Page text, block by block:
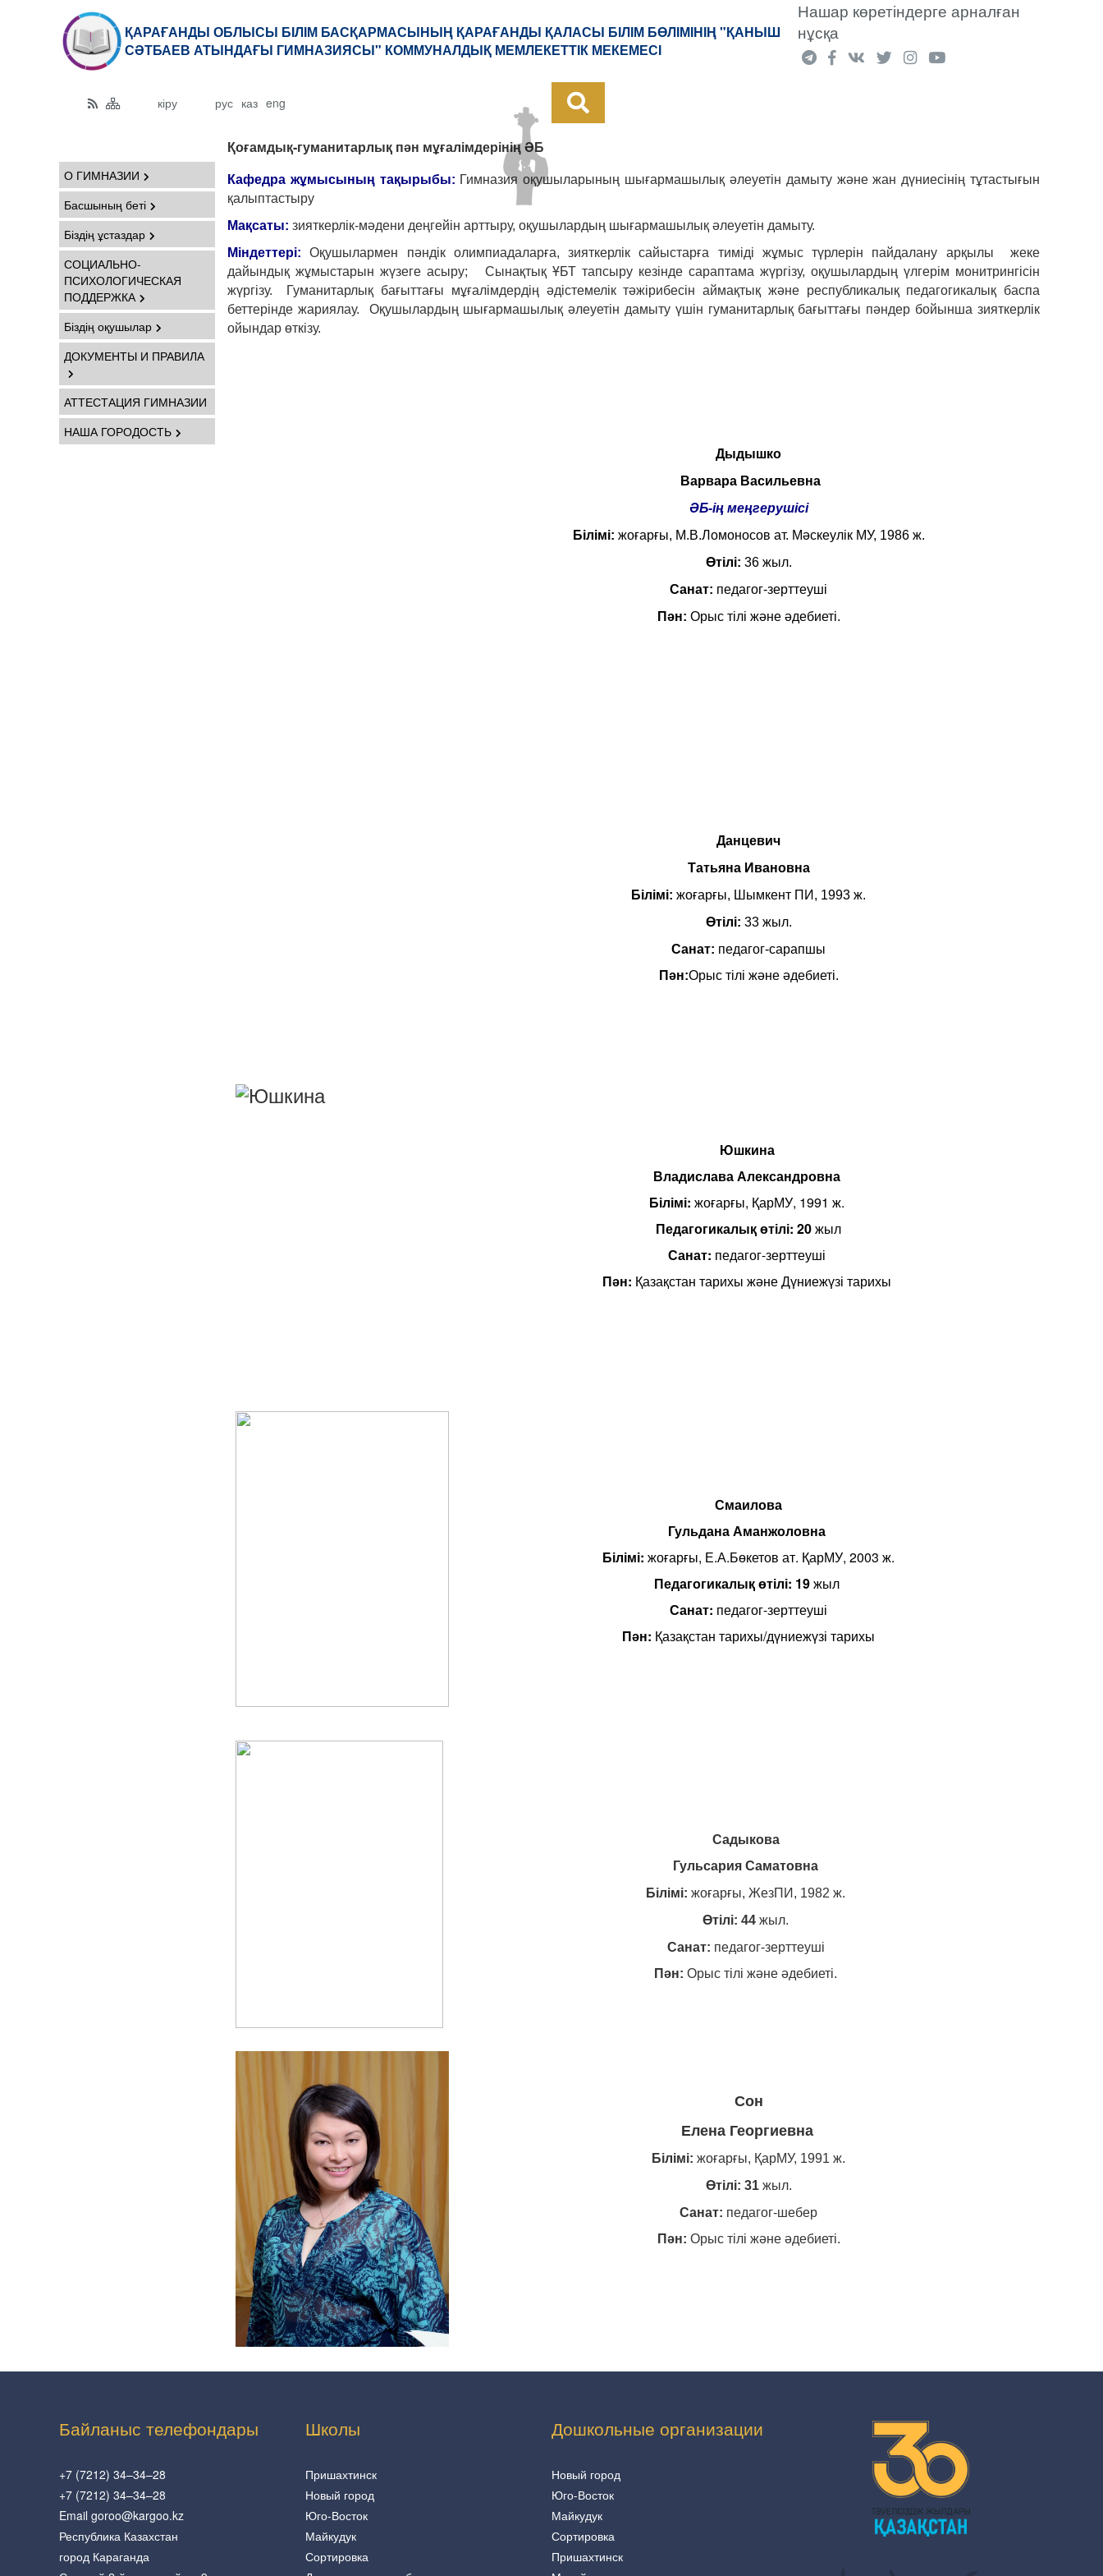
ҚАРАҒАНДЫ ОБЛЫСЫ БІЛІМ БАСҚАРМАСЫНЫҢ ҚАРАҒАНДЫ ҚАЛАСЫ БІЛІМ БӨЛІМІНІҢ "ҚАНЫШ
СӘТБАЕВ АТЫНДАҒЫ ГИМНАЗИЯСЫ" КОММУНАЛДЫҚ МЕМЛЕКЕТТІК МЕКЕМЕСІ
Нашар көретіндерге арналған
нұсқа
кіру рус каз eng
О ГИМНАЗИИ
Басшының беті
Біздің ұстаздар
СОЦИАЛЬНО-
ПСИХОЛОГИЧЕСКАЯ
ПОДДЕРЖКА
Біздің оқушылар
ДОКУМЕНТЫ И ПРАВИЛА
АТТЕСТАЦИЯ ГИМНАЗИИ
НАША ГОРОДОСТЬ
Қоғамдық-гуманитарлық пән мұғалімдерінің ӘБ
Кафедра жұмысының тақырыбы: Гимназия оқушыларының шығармашылық әлеуетін дамыту және жан дүниесінің тұтастығын
қалыптастыру
Мақсаты: зияткерлік-мәдени деңгейін арттыру, оқушылардың шығармашылық әлеуетін дамыту.
Міндеттері:Оқушылармен пәндік олимпиадаларға, зияткерлік сайыстарға тиміді жұмыс түрлерін пайдалану арқылы жеке
дайындық жұмыстарын жүзеге асыру; Сынақтық ҰБТ тапсыру кезінде сараптама жүргізу, оқушылардың үлгерім монитрингісін
жүргізу. Гуманитарлық бағыттағы мұғалімдердің әдістемелік тәжірибесін аймақтық және республикалық педагогикалық баспа
беттерінде жариялау. Оқушылардың шығармашылық әлеуетін дамыту үшін гуманитарлық бағыттағы пәндер бойынша зияткерлік
ойындар өткізу.
Дыдышко
Варвара Васильевна
ӘБ-ің меңгерушісі
Білімі: жоғарғы, М.В.Ломоносов ат. Мәскеулік МУ, 1986 ж.
Өтілі: 36 жыл.
Санат: педагог-зерттеуші
Пән: Орыс тілі және әдебиеті.
Данцевич
Татьяна Ивановна
Білімі: жоғарғы, Шымкент ПИ, 1993 ж.
Өтілі: 33 жыл.
Санат: педагог-сарапшы
Пән:Орыс тілі және әдебиеті.
Юшкина
Владислава Александровна
Білімі: жоғарғы, ҚарМУ, 1991 ж.
Педагогикалық өтілі: 20жыл
Санат: педагог-зерттеуші
Пән: Қазақстан тарихы және Дүниежүзі тарихы
Смаилова
Гульдана Аманжоловна
Білімі: жоғарғы, Е.А.Бөкетов ат. ҚарМУ, 2003 ж.
Педагогикалық өтілі: 19жыл
Санат: педагог-зерттеуші
Пән: Қазақстан тарихы/дүниежүзі тарихы
Садыкова
Гульсария Саматовна
Білімі: жоғарғы, ЖезПИ, 1982 ж.
Өтілі: 44 жыл.
Санат: педагог-зерттеуші
Пән: Орыс тілі және әдебиеті.
Сон
Елена Георгиевна
Білімі: жоғарғы, ҚарМУ, 1991 ж.
Өтілі: 31жыл.
Санат: педагог-шебер
Пән: Орыс тілі және әдебиеті.
Байланыс телефондары
+7 (7212) 34–34–28
+7 (7212) 34–34–28
Email goroo@kargoo.kz
Республика Казахстан
город Караганда
Школы
Пришахтинск
Новый город
Юго-Восток
Майкудук
Сортировка
Дошкольные организации
Новый город
Юго-Восток
Майкудук
Сортировка
Пришахтинск